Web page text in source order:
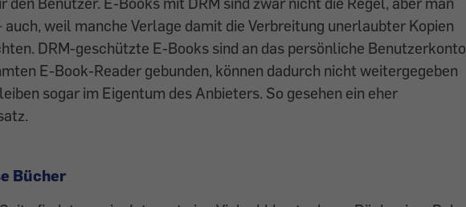
auch, weil manche Verlage damit die Ver­breitung unerlaubter Kopien
DRM-geschützte E-Books sind an das persönliche Benutzerkonto
E-Book-Reader gebunden, können dadurch nicht weitergegeben
sogar im Eigentum des Anbieters. So gesehen ein eher
Bücher